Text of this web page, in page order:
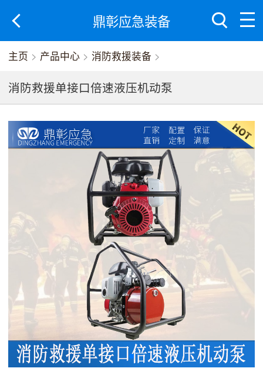
鼎彰应急装备
主页 > 产品中心 > 消防救援装备 >
消防救援单接口倍速液压机动泵